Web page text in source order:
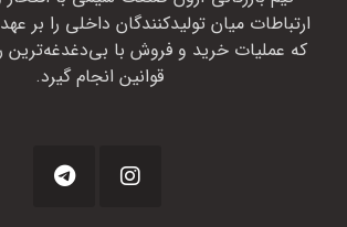
ارتباطات میان تولیدکنندگان داخلی را بر
که عملیات خرید و فروش با بی‌دغدغه‌ترین
قوانین انجام گیرد.